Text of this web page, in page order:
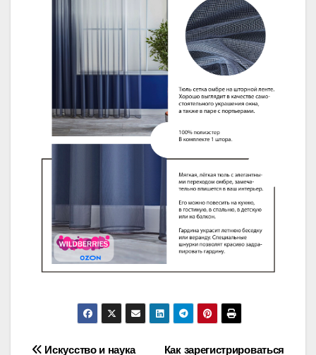
Как зарегистрироваться
Искусство и наука